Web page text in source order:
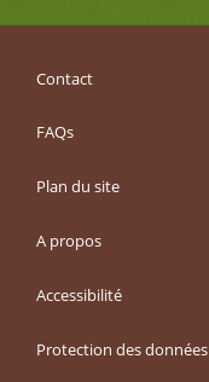
Contact
FAQs
Plan du site
A propos
Accessibilité
Protection des données